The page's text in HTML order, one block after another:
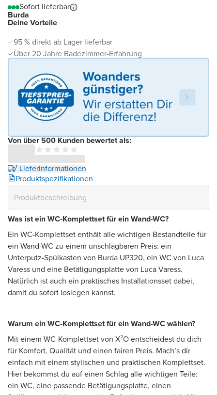
Burda
Deine Vorteile
95 % direkt ab Lager lieferbar
Über 20 Jahre Badezimmer-Erfahrung
Von über 500 Kunden bewertet als:
¹ Lieferinformationen
Produktspezifikationen
Sofort lieferbar
Was ist ein WC-Komplettset für ein Wand-WC?
Ein WC-Komplettset enthält alle wichtigen Bestandteile für
ein Wand-WC zu einem unschlagbaren Preis: ein
Unterputz-Spülkasten von Burda UP320, ein WC von Luca
Varess und eine Betätigungsplatte von Luca Varess.
Natürlich ist auch ein praktisches Installationsset dabei,
damit du sofort loslegen kannst.
Warum ein WC-Komplettset für ein Wand-WC wählen?
Mit einem WC-Komplettset von X²O entscheidest du dich
für Komfort, Qualität und einen fairen Preis. Mach’s dir
einfach mit einem stylischen und praktischen Komplettset.
Hier bekommst du auf einen Schlag alle wichtigen Teile:
ein WC, eine passende Betätigungsplatte, einen